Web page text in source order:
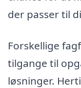
der passer til
Forskellige
tilgange til
løsninger.